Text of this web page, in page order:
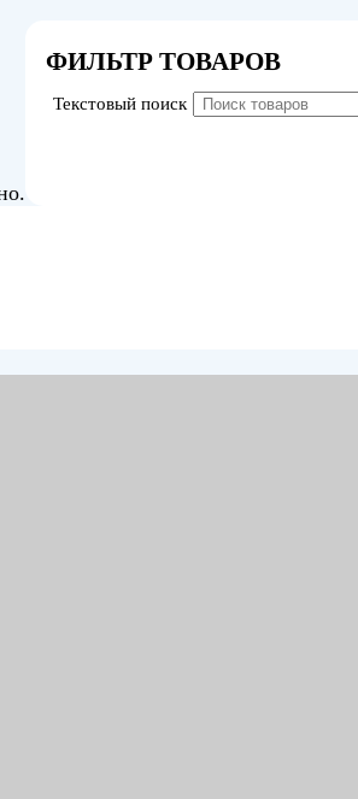
ФИЛЬТР ТОВАРОВ
Текстовый поиск